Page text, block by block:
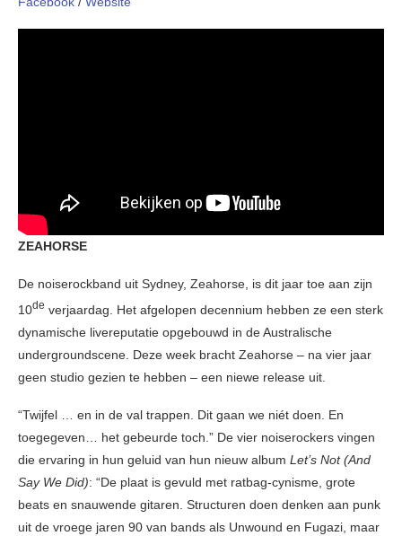
ZEAHORSE
De noiserockband uit Sydney, Zeahorse, is dit jaar toe aan zijn
10de verjaardag. Het afgelopen decennium hebben ze een sterk
dynamische livereputatie opgebouwd in de Australische
undergroundscene. Deze week bracht Zeahorse – na vier jaar
geen studio gezien te hebben – een niewe release uit.
“Twijfel … en in de val trappen. Dit gaan we niét doen. En
toegegeven… het gebeurde toch.” De vier noiserockers vingen
die ervaring in hun geluid van hun nieuw album Let’s Not (And
Say We Did): “De plaat is gevuld met ratbag-cynisme, grote
beats en snauwende gitaren. Structuren doen denken aan punk
uit de vroege jaren 90 van bands als Unwound en Fugazi, maar